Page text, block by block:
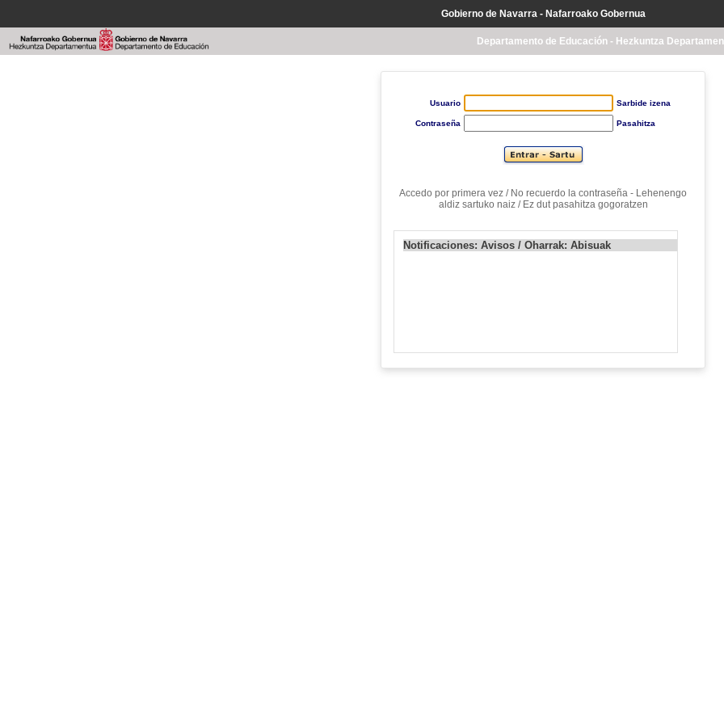
Gobierno de Navarra - Nafarroako Gobernua
Departamento de Educación - Hezkuntza
Usuario Sarbide izena
Contraseña Pasahitza
Accedo por primera vez / No recuerdo la contraseña - Lehenengo
aldiz sartuko naiz / Ez dut pasahitza gogoratzen